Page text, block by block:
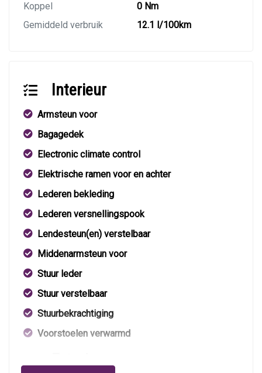
Koppel
0 Nm
Gemiddeld verbruik
12.1 l/100km
Interieur
Armsteun voor
Bagagedek
Electronic climate control
Elektrische ramen voor en achter
Lederen bekleding
Lederen versnellingspook
Lendesteun(en) verstelbaar
Middenarmsteun voor
Stuur leder
Stuur verstelbaar
Stuurbekrachtiging
Voorstoelen verwarmd